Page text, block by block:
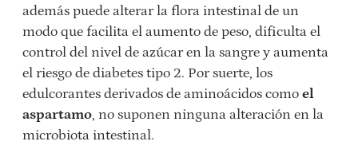
además puede alterar la flora intestinal de un
modo que facilita el aumento de peso, dificulta el
control del nivel de azúcar en la sangre y aumenta
el riesgo de diabetes tipo 2. Por suerte, los
edulcorantes derivados de aminoácidos como el
aspartamo, no suponen ninguna alteración en la
microbiota intestinal.